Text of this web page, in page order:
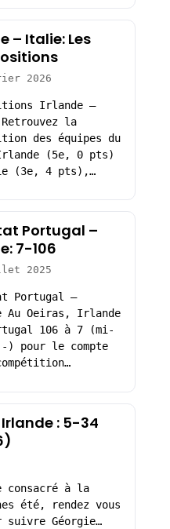
– Italie: Les
2026
Irlande –
la
des équipes du
(5e, 0 pts)
(3e, 4 pts),…
Portugal –
7-106
2025
Portugal –
Au Oeiras, Irlande
106 à 7 (mi-
-) pour le compte
: 5-34
consacré à la
été, rendez vous
suivre Géorgie…